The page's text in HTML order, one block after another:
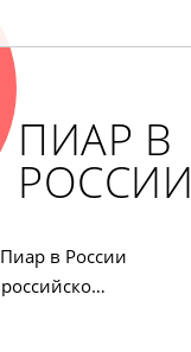
ПИАР В
РОССИИ
Пиар в России
Становление российского паблик рилейшенз (PR) в России